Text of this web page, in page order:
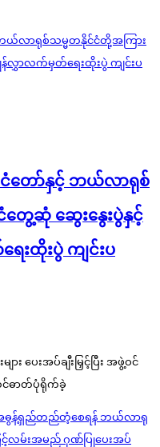
ငံတော်နှင့် ဘယ်လာရုစ်
တွေ့ဆုံ ဆွေးနွေးပွဲနှင့်
းထိုးပွဲ ကျင်းပ
ျား ပေးအပ်ချီးမြှင့်ပြီး အဖွဲ့ဝင်
င်ဓာတ်ပုံရိုက်ခဲ့